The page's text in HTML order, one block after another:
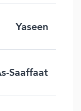
Yaseen
Saaffaat